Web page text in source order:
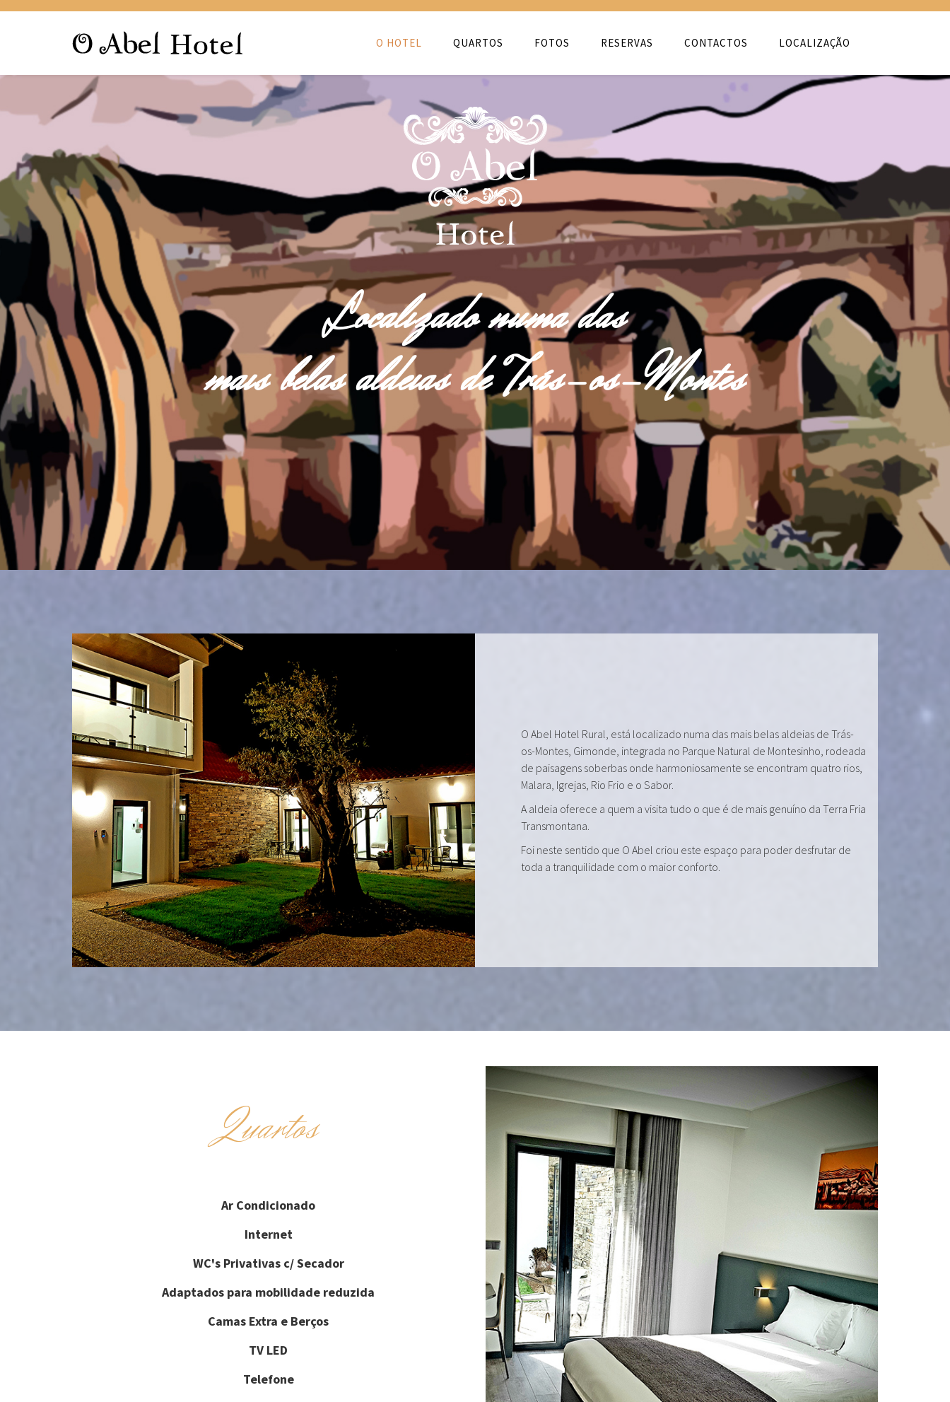
O HOTEL QUARTOS FOTOS RESERVAS CONTACTOS LOCALIZAÇÃO
Localizado numa das
mais belas aldeias de Trás-os-Montes
O Abel Hotel Rural, está localizado numa das mais belas aldeias de Trás-
os-Montes, Gimonde, integrada no Parque Natural de Montesinho, rodeada
de paisagens soberbas onde harmoniosamente se encontram quatro rios,
Malara, Igrejas, Rio Frio e o Sabor.
A aldeia oferece a quem a visita tudo o que é de mais genuíno da Terra Fria
Transmontana.
Foi neste sentido que O Abel criou este espaço para poder desfrutar de
toda a tranquilidade com o maior conforto.
Quartos
Ar Condicionado
Internet
WC's Privativas c/ Secador
Adaptados para mobilidade reduzida
Camas Extra e Berços
TV LED
Telefone